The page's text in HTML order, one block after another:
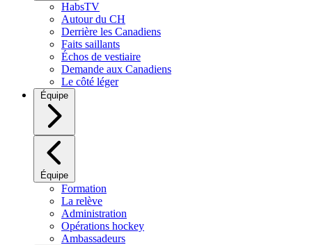
HabsTV
Autour du CH
Derrière les Canadiens
Faits saillants
Échos de vestiaire
Demande aux Canadiens
Le côté léger
Équipe
Équipe
Formation
La relève
Administration
Opérations hockey
Ambassadeurs